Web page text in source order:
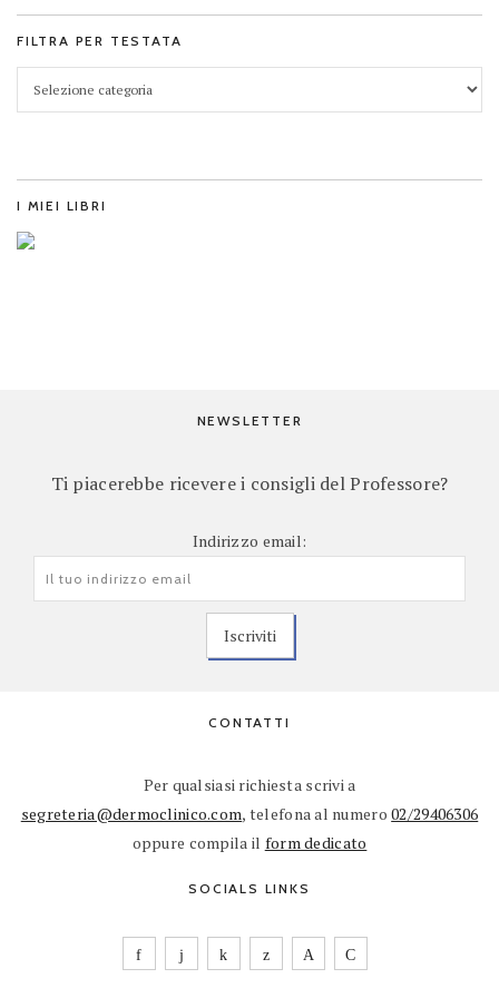
FILTRA PER TESTATA
I MIEI LIBRI
NEWSLETTER
Ti piacerebbe ricevere i consigli del Professore?
Indirizzo email:
CONTATTI
Per qualsiasi richiesta scrivi a
segreteria@dermoclinico.com, telefona al numero02/29406306
oppure compila il form dedicato
SOCIALS LINKS